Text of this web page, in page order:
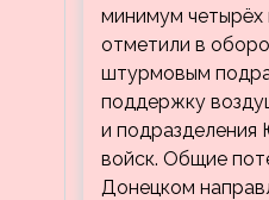
минимум четырёх
отметили в
штурмовым
поддержку
и
войск. Общие
Донецком